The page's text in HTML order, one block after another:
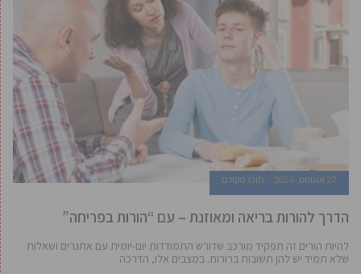
27 אוגוסט, 2024 תוכן מקודם
הדרך להורות בריאה ומאוזנת – עם “הורות בפריחה”
להיות הורים זה תפקיד מורכב שדורש התמודדות יום-יומית עם אתגרים ושאלות
שלא תמיד יש להן תשובות ברורות. במצבים אלו, הדרכה